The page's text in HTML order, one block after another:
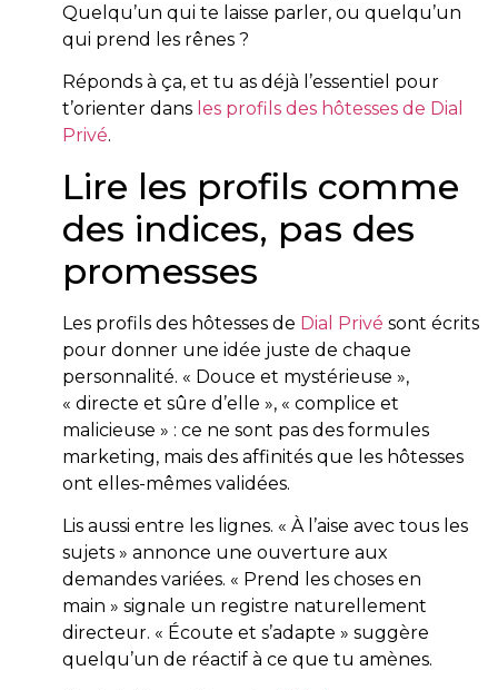
Quelqu’un qui te laisse parler, ou quelqu’un
qui prend les rênes ?
Réponds à ça, et tu as déjà l’essentiel pour
t’orienter dans les profils des hôtesses de Dial
Privé.
Lire les profils comme
des indices, pas des
promesses
Les profils des hôtesses de Dial Privé sont écrits
pour donner une idée juste de chaque
personnalité. « Douce et mystérieuse »,
« directe et sûre d’elle », « complice et
malicieuse » : ce ne sont pas des formules
marketing, mais des affinités que les hôtesses
ont elles-mêmes validées.
Lis aussi entre les lignes. « À l’aise avec tous les
sujets » annonce une ouverture aux
demandes variées. « Prend les choses en
main » signale un registre naturellement
directeur. « Écoute et s’adapte » suggère
quelqu’un de réactif à ce que tu amènes.